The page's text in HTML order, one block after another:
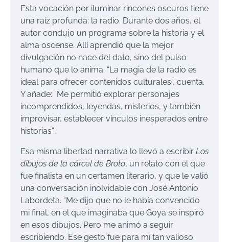
Esta vocación por iluminar rincones oscuros tiene
una raíz profunda: la radio. Durante dos años, el
autor condujo un programa sobre la historia y el
alma oscense. Allí aprendió que la mejor
divulgación no nace del dato, sino del pulso
humano que lo anima. “La magia de la radio es
ideal para ofrecer contenidos culturales”, cuenta.
Y añade: “Me permitió explorar personajes
incomprendidos, leyendas, misterios, y también
improvisar, establecer vínculos inesperados entre
historias”.
Esa misma libertad narrativa lo llevó a escribir Los
dibujos de la cárcel de Broto, un relato con el que
fue finalista en un certamen literario, y que le valió
una conversación inolvidable con José Antonio
Labordeta. “Me dijo que no le había convencido
mi final, en el que imaginaba que Goya se inspiró
en esos dibujos. Pero me animó a seguir
escribiendo. Ese gesto fue para mí tan valioso